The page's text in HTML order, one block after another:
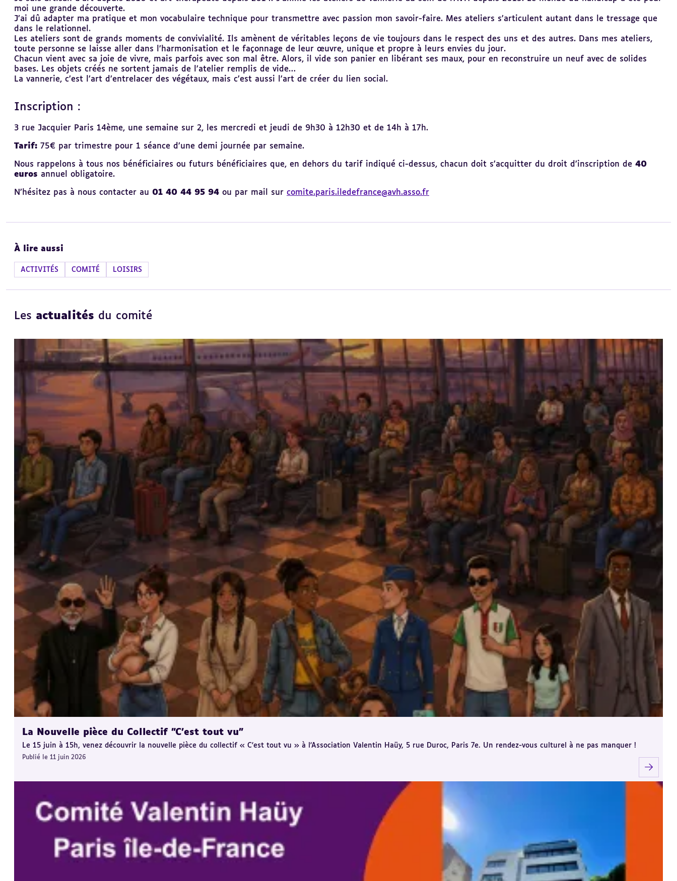
moi une grande découverte.
J’ai dû adapter ma pratique et mon vocabulaire technique pour transmettre avec passion mon savoir-faire. Mes ateliers s’articulent autant dans le tressage que
dans le relationnel.
Les ateliers sont de grands moments de convivialité. Ils amènent de véritables leçons de vie toujours dans le respect des uns et des autres. Dans mes ateliers,
toute personne se laisse aller dans l’harmonisation et le façonnage de leur œuvre, unique et propre à leurs envies du jour.
Chacun vient avec sa joie de vivre, mais parfois avec son mal être. Alors, il vide son panier en libérant ses maux, pour en reconstruire un neuf avec de solides
bases. Les objets créés ne sortent jamais de l’atelier remplis de vide…
La vannerie, c’est l’art d’entrelacer des végétaux, mais c’est aussi l’art de créer du lien social.
Inscription :
3 rue Jacquier Paris 14ème, une semaine sur 2, les mercredi et jeudi de 9h30 à 12h30 et de 14h à 17h.
Tarif: 75€ par trimestre pour 1 séance d’une demi journée par semaine.
Nous rappelons à tous nos bénéficiaires ou futurs bénéficiaires que, en dehors du tarif indiqué ci-dessus, chacun doit s’acquitter du droit d’inscription de 40
euros annuel obligatoire.
N’hésitez pas à nous contacter au 01 40 44 95 94 ou par mail sur comite.paris.iledefrance@avh.asso.fr
À lire aussi
ACTIVITÉS COMITÉ LOISIRS
Les actualités du comité
La Nouvelle pièce du Collectif "C'est tout vu"
Le 15 juin à 15h, venez découvrir la nouvelle pièce du collectif « C’est tout vu » à l’Association Valentin Haüy, 5 rue Duroc, Paris 7e. Un rendez-vous culturel à ne pas manquer !
Publié le 11 juin 2026